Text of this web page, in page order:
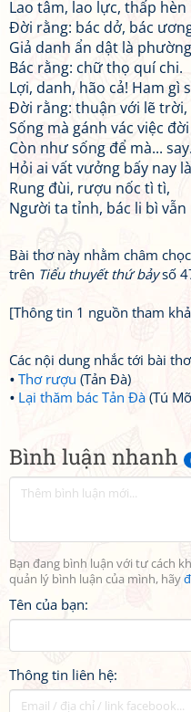
Bình luận nhanh
Bạn đang bình luận với tư cách
quản lý bình luận của mình, hãy
Tên của bạn:
Thông tin liên hệ:
Lao tâm, lao lực, thấp
Đời rằng: bác dở, bác
Giả danh ẩn dật là
Bác rằng: chữ thọ quí chi.
Lợi, danh, hão cả! Ham gì
Đời rằng: thuận với lẽ trời,
Sống mà gánh vác việc
Còn như sống để mà... say.
Hỏi ai vất vưởng bấy nay
Rung đùi, rượu nốc tì tì,
Người ta tỉnh, bác li bì vẫn
Bài thơ này nhằm châm
trên Tiểu thuyết thứ bảysố
[Thông tin 1 nguồn tham
Các nội dung nhắc tới bài
Thơ rượu (Tản Đà)
Lại thăm bác Tản Đà (Tú